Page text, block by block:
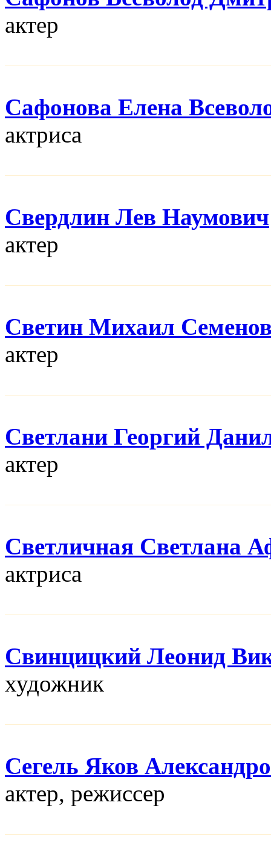
актер
Сафонова Елена
актриса
Свердлин Лев Наумович
актер
Светин Михаил
актер
Светлани Георгий
актер
Светличная Светлана
актриса
Свинцицкий Леонид
художник
Сегель Яков
актер, режисcер